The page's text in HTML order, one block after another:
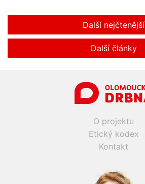
Další nejčtenější
Další články
O projektu
Etický kodex
Kontakt